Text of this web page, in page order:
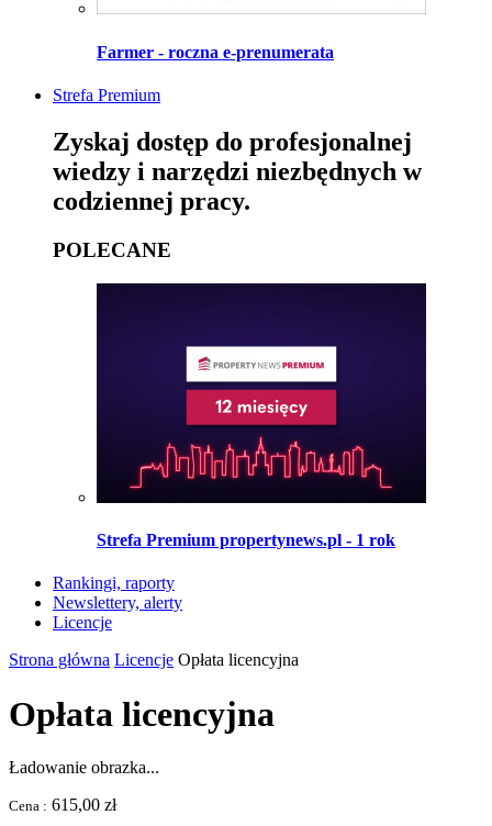
Farmer - roczna e-prenumerata
Strefa Premium
Zyskaj dostęp do profesjonalnej
wiedzy i narzędzi niezbędnych w
codziennej pracy.
POLECANE
Strefa Premium propertynews.pl - 1 rok
Rankingi, raporty
Newslettery, alerty
Licencje
Strona główna Licencje Opłata licencyjna
Opłata licencyjna
Ładowanie obrazka...
Cena : 615,00 zł